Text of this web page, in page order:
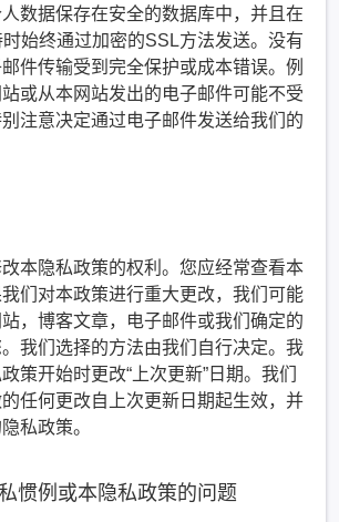
数据保存在安全的数据库中，并且在
始终通过加密的SSL方法发送。没有
件传输受到完全保护或成本错误。例
或从本网站发出的电子邮件可能不受
注意决定通过电子邮件发送给我们的
本隐私政策的权利。您应经常查看本
们对本政策进行重大更改，我们可能
，博客文章，电子邮件或我们确定的
我们选择的方法由我们自行决定。我
策开始时更改“上次更新”日期。我们
任何更改自上次更新日期起生效，并
私政策。
惯例或本隐私政策的问题